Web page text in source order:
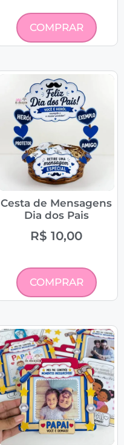
COMPRAR
Cesta de Mensagens
Dia dos Pais
R$ 10,00
COMPRAR